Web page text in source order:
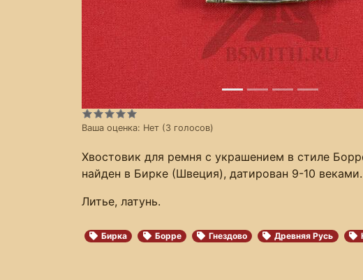
Ваша оценка: Нет (3 голосов)
Хвостовик для ремня с украшением в стиле
найден в Бирке (Швеция), датирован 9-10 веками.
Литье, латунь.
Бирка Борре Гнездово Древняя Русь